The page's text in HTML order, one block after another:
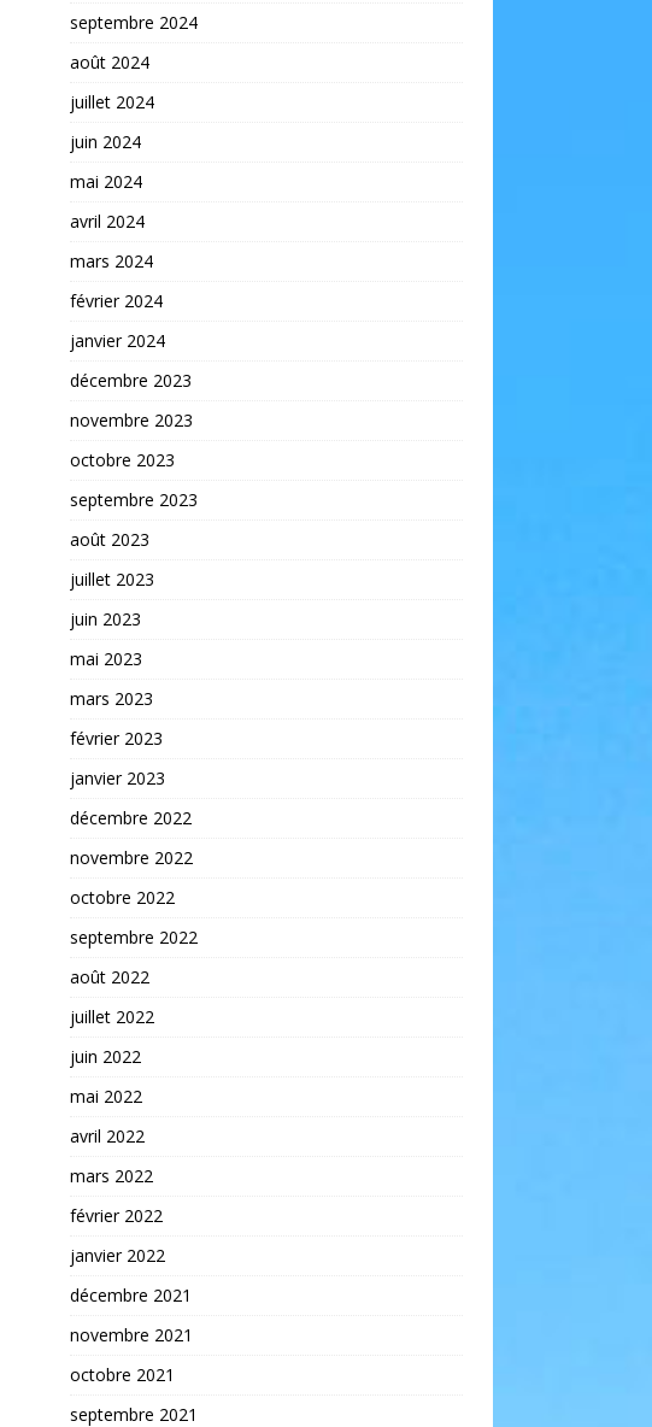
septembre 2024
août 2024
juillet 2024
juin 2024
mai 2024
avril 2024
mars 2024
février 2024
janvier 2024
décembre 2023
novembre 2023
octobre 2023
septembre 2023
août 2023
juillet 2023
juin 2023
mai 2023
mars 2023
février 2023
janvier 2023
décembre 2022
novembre 2022
octobre 2022
septembre 2022
août 2022
juillet 2022
juin 2022
mai 2022
avril 2022
mars 2022
février 2022
janvier 2022
décembre 2021
novembre 2021
octobre 2021
septembre 2021